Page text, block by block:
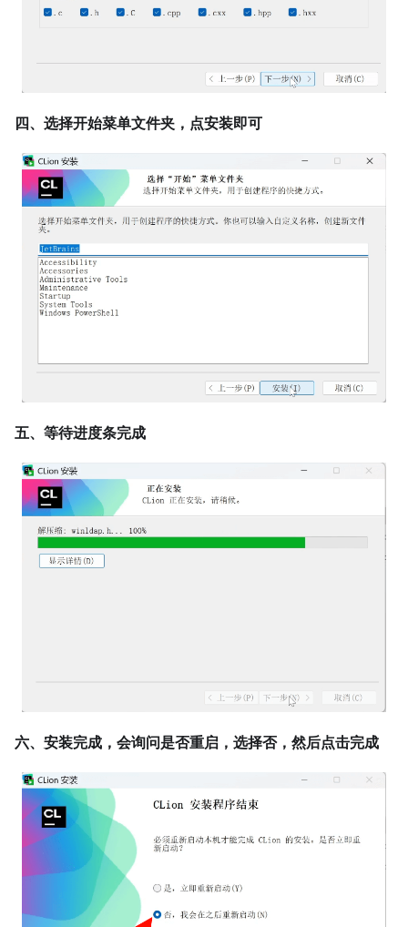
四、选择开始菜单文件夹，点安装即可
五、等待进度条完成
六、安装完成，会询问是否重启，选择否，然后点击完成